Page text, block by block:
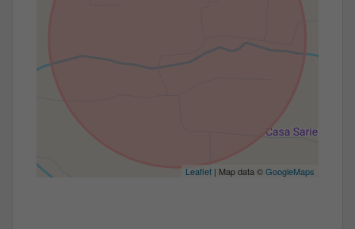
Leaflet | Map data ©GoogleMaps